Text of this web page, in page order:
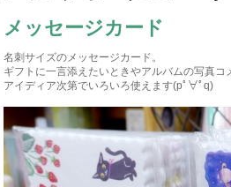
メッセージカード
名刺サイズのメッセージカード。
ギフトに一言添えたいときやアルバムの写真コ
アイディア次第でいろいろ使えます(pﾟ∀ﾟq)